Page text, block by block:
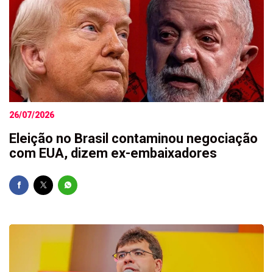
26/07/2026
Eleição no Brasil contaminou negociação
com EUA, dizem ex-embaixadores